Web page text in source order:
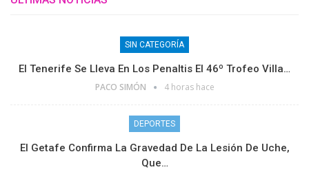
SIN CATEGORÍA
El Tenerife Se Lleva En Los Penaltis El 46º Trofeo Villa…
PACO SIMÓN 4 horas hace
DEPORTES
El Getafe Confirma La Gravedad De La Lesión De Uche,
Que…